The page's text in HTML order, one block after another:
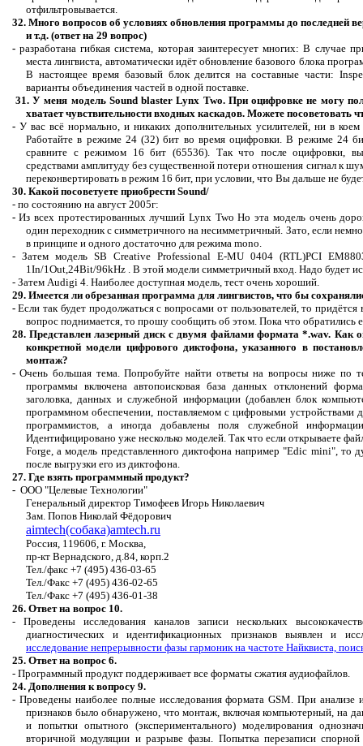
отфильтровывается.
32. Много вопросов об условиях обновления программы до последней
и т.д. (ответ на 29 вопрос)
- разработана гибкая система, которая заинтересует многих: В случае
места лингвиста, автоматически идёт обновление базового блока
В настоящее время базовый блок делится на составные части:
варианты объединения частей в одной поставке.
31. У меня модель Sound blaster Lynx Two. При оцифровке не могу
хватает чувствительности входных каскадов. Можете посоветовать
- У вас всё нормально, и никаких дополнительных усилителей, ни в
Работайте в режиме 24 (32) бит во время оцифровки. В режиме 24
сравните с режимом 16 бит (65536). Так что после оцифровки,
средствами амплитуду без существенной потери отношения сигнал к
переконвертировать в режим 16 бит, при условии, что Вы дальше не
30. Какой посоветуете приобрести Sound/
- по состоянию на август 2005г:
-Из всех протестированных лучшийLynx Two Но эта модель очень
один переходник ссимметричного на несимметричный. Зато, если
в принципе и одного достаточно для режима mono.
- Затем модельSB Creative Professional E-MU 0404 (RTL)PCI
1In/1Out,24Bit/96kHz . В этой модели симметричный вход. Надо будет
- Затем Audigi4. Наиболее доступная модель, тест очень хороший.
29. Имеется ли обрезанная программа для лингвистов, что бы
-Если так будет продолжаться с вопросами от пользователей, то
вопрос поднимается, то прошу сообщить об этом. Пока что обратились
28. Представлен лазерный диск с двумя файлами формата *.wav. Как
конкретной модели цифрового диктофона, указанного в
монтаж?
-Очень большая тема. Попробуйте найти ответы на вопросы ниже по
программы включенаавтопоисковая база данных отклонений
заголовка, данных и служебной информации (добавлен блок
программном обеспечении, поставляемом с цифровыми устройствами
программистов, а иногда добавлены поля служебной
Идентифицировано уже несколько моделей. Так что если открываете
Forge, а модель представленного диктофона например "Edic mini", то
после выгрузки его из диктофона.
27. Где взять программный продукт?
- ООО "Целевые Технологии"
Генеральный директор Тимофеев Игорь Николаевич
Зам. Попов Николай Фёдорович
aimtech(собака)amtech.ru
Россия, 119606, г. Москва,
пр-ктВернадского, д.84, корп.2
Тел./факс +7 (495) 436-03-65
Тел./Факс +7 (495) 436-02-65
Тел./Факс +7 (495) 436-01-38
26. Ответ на вопрос 10.
- Проведены исследования каналов записи нескольких
диагностических и идентификационных признаков выявлен и
исследование непрерывности фазы гармоник на частоте Найквиста,
25. Ответ на вопрос 6.
- Программный продукт поддерживает все форматы сжатия аудиофайлов.
24. Дополнения к вопросу 9.
- Проведены наиболее полные исследования формата GSM. При анализе
признаков было обнаружено, что монтаж, включая компьютерный, на
и попытки опытного (экспериментального) моделирования
вторичной модуляции и разрыве фазы. Попытка перезаписи